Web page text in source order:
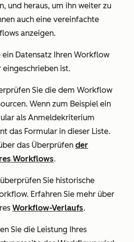
und heraus, um ihn weiter zu
auch eine vereinfachte
anzeigen.
ein Datensatz Ihren Workflow
ist.
Sie die dem Workflow
Wenn zum Beispiel ein
als Anmeldekriterium
das Formular in dieser Liste.
das Überprüfen der
Workflows.
überprüfen Sie historische
Erfahren Sie mehr über
Workflow-Verlaufs.
Sie die Leistung Ihres